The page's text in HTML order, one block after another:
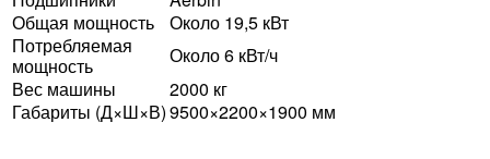
Общая мощность
Около 19,5 кВт
Потребляемая
мощность
Около 6 кВт/ч
Вес машины
2000 кг
Габариты (Д×Ш×В)9500×2200×1900 мм